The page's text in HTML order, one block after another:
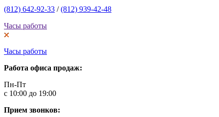
(812) 642-92-33 /(812) 939-42-48
Часы работы
Часы работы
Работа офиса продаж:
Пн-Пт
с 10:00 до 19:00
Прием звонков: